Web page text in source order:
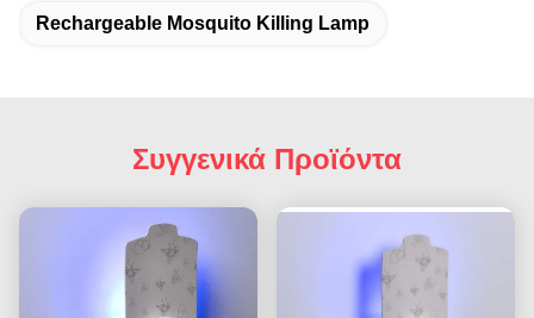
Rechargeable Mosquito Killing Lamp
Συγγενικά Προϊόντα